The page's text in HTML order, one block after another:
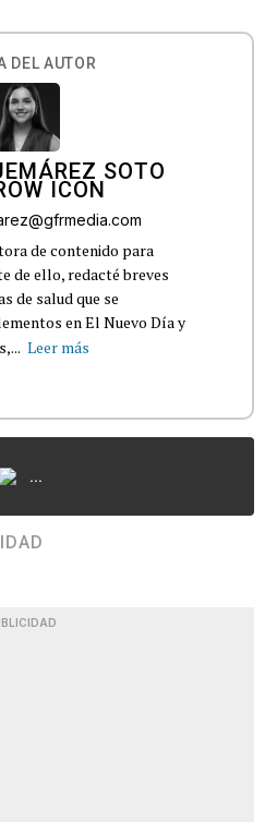
DEL AUTOR
SOTO
de contenido para
de ello, redacté breves
de salud que se
en El Nuevo Día y
Leer más
...